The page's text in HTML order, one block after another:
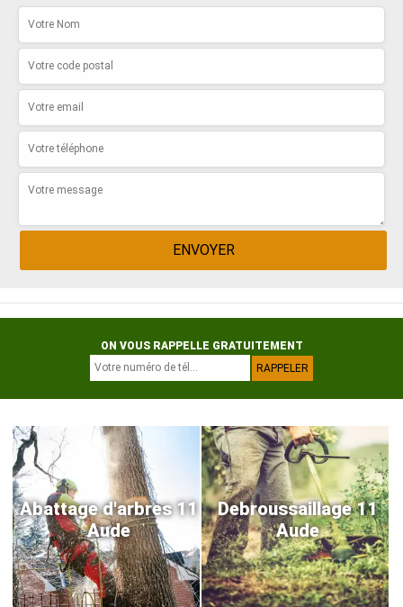
ON VOUS RAPPELLE GRATUITEMENT
Abattage d'arbres 11
Aude
Debroussaillage 11
Aude